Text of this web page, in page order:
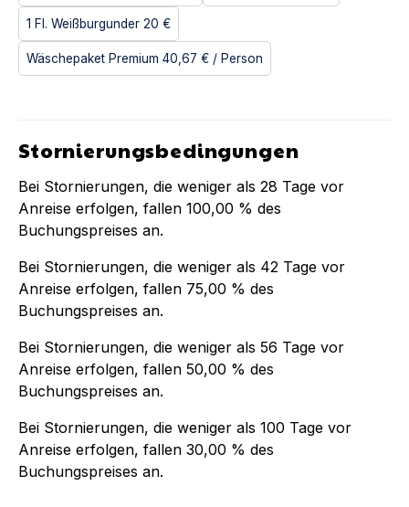
1 Fl. Weißburgunder 20 €
Wäschepaket Premium 40,67 € / Person
Stornierungsbedingungen
Bei Stornierungen, die weniger als 28 Tage vor
Anreise erfolgen, fallen 100,00 % des
Buchungspreises an.
Bei Stornierungen, die weniger als 42 Tage vor
Anreise erfolgen, fallen 75,00 % des
Buchungspreises an.
Bei Stornierungen, die weniger als 56 Tage vor
Anreise erfolgen, fallen 50,00 % des
Buchungspreises an.
Bei Stornierungen, die weniger als 100 Tage vor
Anreise erfolgen, fallen 30,00 % des
Buchungspreises an.